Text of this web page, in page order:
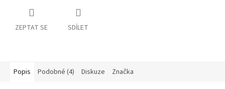
ZEPTAT SE SDÍLET
Popis Podobné (4) Diskuze Značka